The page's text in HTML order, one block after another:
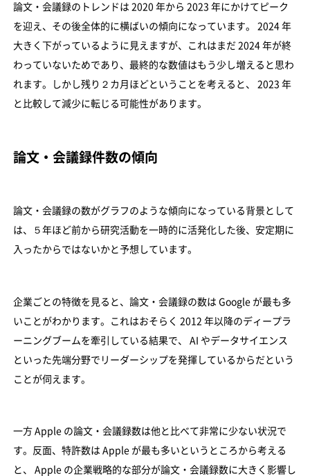
論文・会議録のトレンドは 2020 年から 2023 年にかけてピーク
を迎え、その後全体的に横ばいの傾向になっています。 2024 年
大きく下がっているように見えますが、これはまだ 2024 年が終
わっていないためであり、最終的な数値はもう少し増えると思わ
れます。しかし残り２カ月ほどということを考えると、 2023 年
と比較して減少に転じる可能性があります。
論文・会議録件数の傾向
論文・会議録の数がグラフのような傾向になっている背景として
は、５年ほど前から研究活動を一時的に活発化した後、安定期に
入ったからではないかと予想しています。
企業ごとの特徴を見ると、論文・会議録の数は Google が最も多
いことがわかります。これはおそらく 2012 年以降のディープラ
ーニングブームを牽引している結果で、 AI やデータサイエンス
といった先端分野でリーダーシップを発揮しているからだという
ことが伺えます。
一方 Apple の論文・会議録数は他と比べて非常に少ない状況で
す。反面、特許数は Apple が最も多いというところから考える
と、 Apple の企業戦略的な部分が論文・会議録数に大きく影響し